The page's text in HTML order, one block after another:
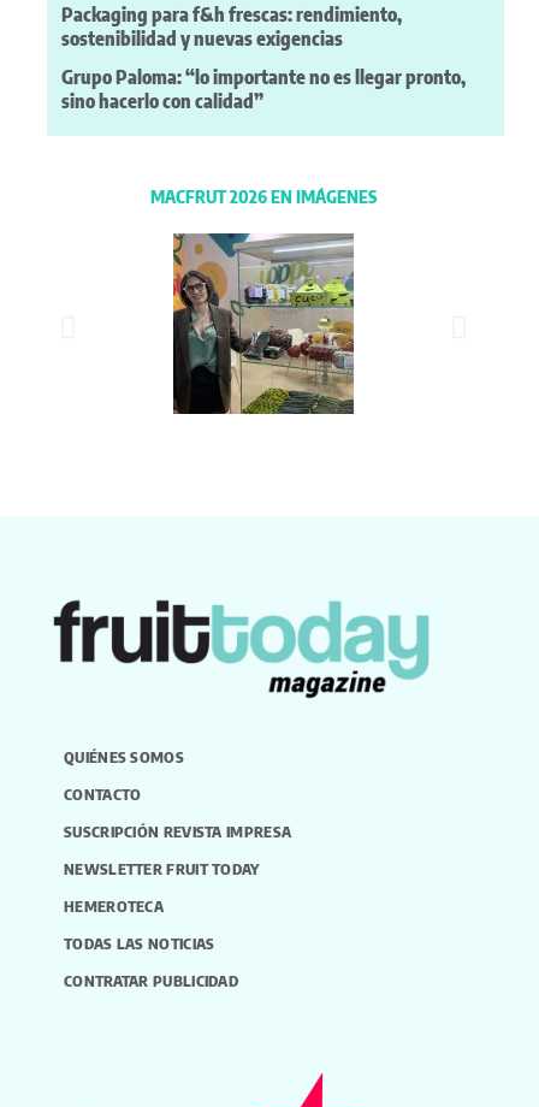
Packaging para f&h frescas: rendimiento,
sostenibilidad y nuevas exigencias
Grupo Paloma: “lo importante no es llegar pronto,
sino hacerlo con calidad”
MACFRUT 2026 EN IMÁGENES
QUIÉNES SOMOS
CONTACTO
SUSCRIPCIÓN REVISTA IMPRESA
NEWSLETTER FRUIT TODAY
HEMEROTECA
TODAS LAS NOTICIAS
CONTRATAR PUBLICIDAD